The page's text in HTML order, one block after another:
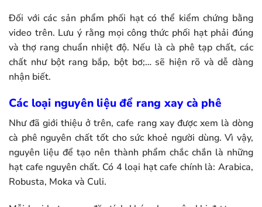
Đối với các sản phẩm phối hạt có thể kiểm chứng bằng
video trên. Lưu ý rằng mọi công thức phối hạt phải đúng
và thợ rang chuẩn nhiệt độ. Nếu là cà phê tạp chất, các
chất như bột rang bắp, bột bơ;… sẽ hiện rõ và dễ dàng
nhận biết.
Các loại nguyên liệu để rang xay cà phê
Như đã giới thiệu ở trên, cafe rang xay được xem là dòng
cà phê nguyên chất tốt cho sức khoẻ người dùng. Vì vậy,
nguyên liệu để tạo nên thành phẩm chắc chắn là những
hạt cafe nguyên chất. Có 4 loại hạt cafe chính là: Arabica,
Robusta, Moka và Culi.